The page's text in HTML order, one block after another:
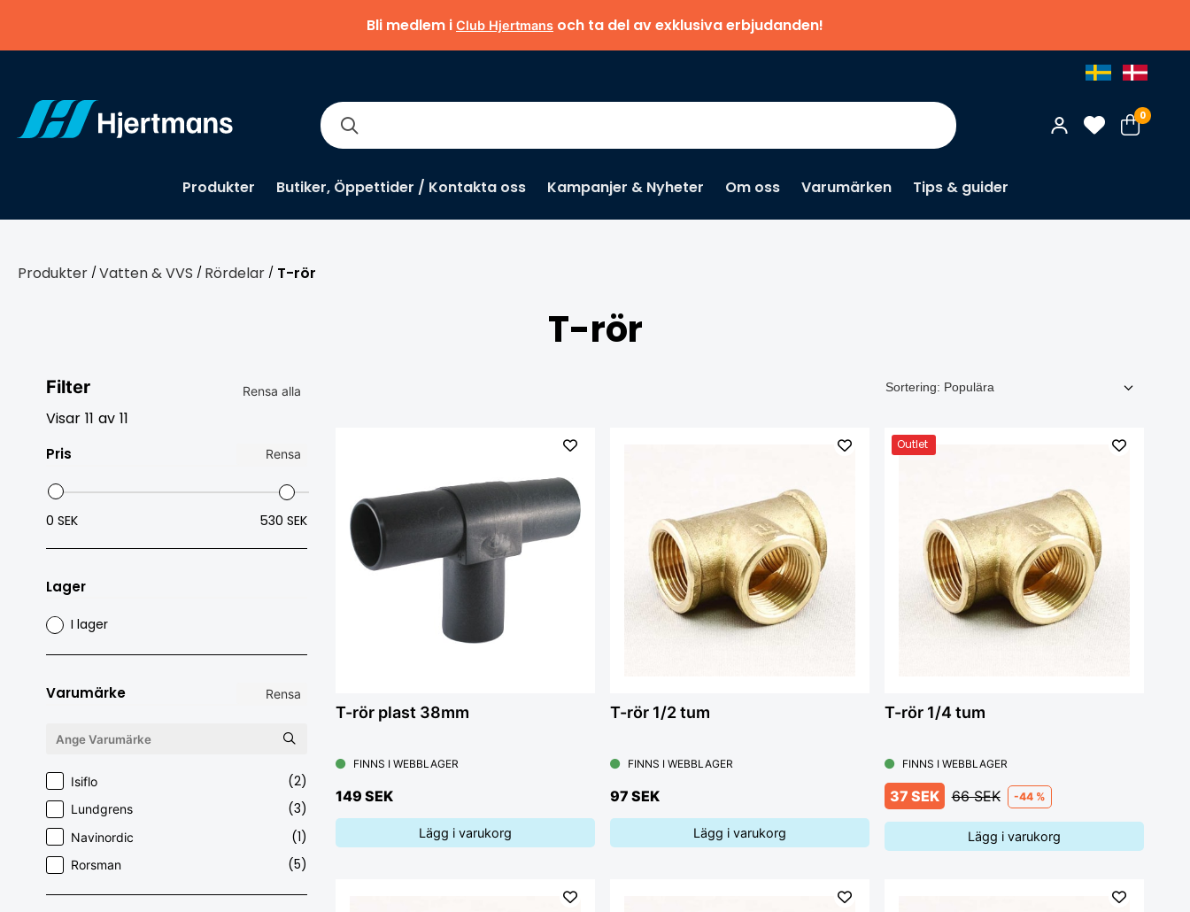
Bli medlem i Club Hjertmans och ta del av exklusiva erbjudanden!
0
Produkter Butiker, Öppettider / Kontakta oss Kampanjer & Nyheter Om oss Varumärken Tips & guider
Produkter / Vatten & VVS / Rördelar / T-rör
T-rör
Filter Rensa alla
Visar 11 av 11
Pris Rensa
0 SEK 530 SEK
Lager
I lager
Varumärke Rensa
Isiflo (2)
Lundgrens (3)
Navinordic (1)
Rorsman (5)
T-rör plast 38mm
FINNS I WEBBLAGER
149 SEK
Lägg i varukorg
T-rör 1/2 tum
FINNS I WEBBLAGER
97 SEK
Lägg i varukorg
Outlet
T-rör 1/4 tum
FINNS I WEBBLAGER
37 SEK 66 SEK -44 %
Lägg i varukorg